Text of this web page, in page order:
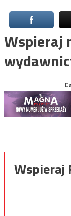
Wspieraj
Wspieraj